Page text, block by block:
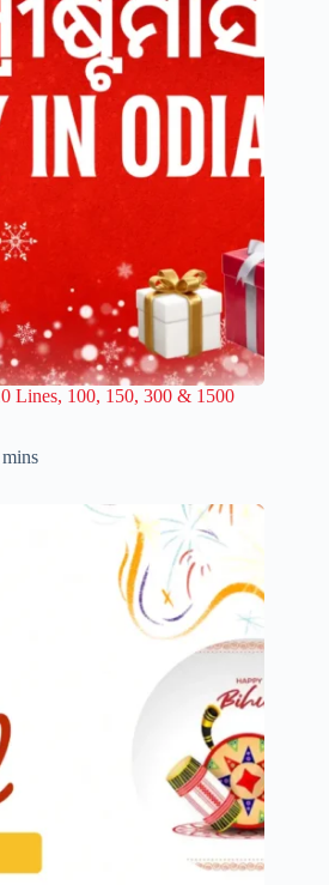
Lines, 100, 150, 300 & 1500